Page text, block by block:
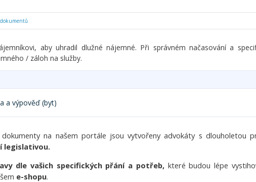
aby uhradil dlužné nájemné. Při správném načasování a
/ záloh na služby.
a výpověď (byt)
dokumenty na našem portále jsou vytvořeny advokáty s dlouholetou
legislativou.
dle vašich specifických přání a potřeb, které budou lépe
e-shopu.